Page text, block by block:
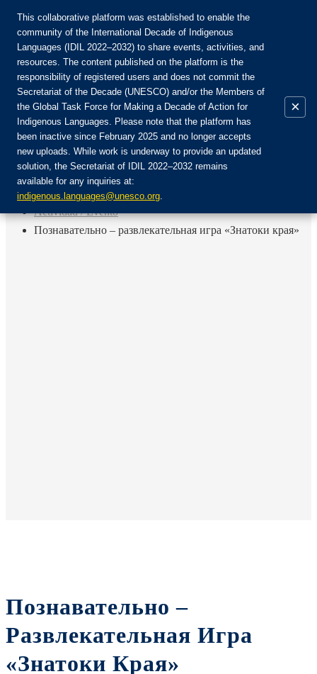
Únete a la comunidad:
Login
ES
EN
FR
RU
Inicio
Actividad / Evento
Познавательно – развлекательная игра «Знатоки края»
Познавательно –
Развлекательная Игра
«Знатоки Края»
This collaborative platform was established to enable the
community of the International Decade of Indigenous
Languages (IDIL 2022–2032) to share events, activities, and
resources. The content published on the platform is the
responsibility of registered users and does not commit the
Secretariat of the Decade (UNESCO) and/or the Members of
the Global Task Force for Making a Decade of Action for
Indigenous Languages. Please note that the platform has
been inactive since February 2025 and no longer accepts
new uploads. While work is underway to provide an updated
solution, the Secretariat of IDIL 2022–2032 remains
available for any inquiries at:
indigenous.languages@unesco.org.
×